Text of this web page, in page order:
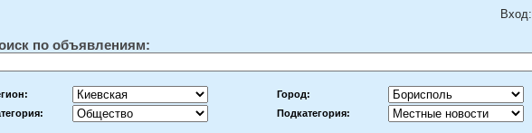
Вход:
по объявлениям:
Город:
Подкатегория: